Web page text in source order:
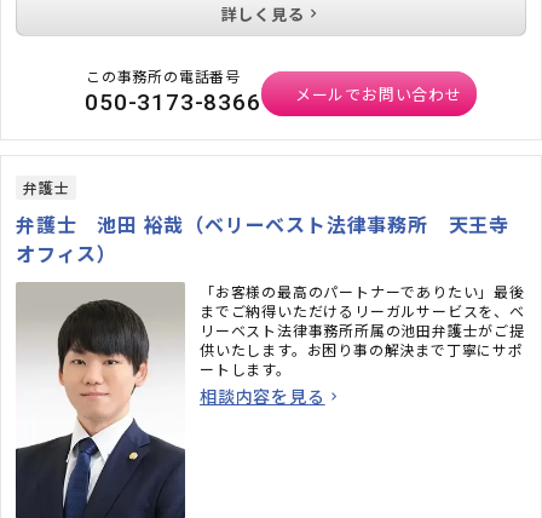
詳しく見る
この事務所の電話番号
050-3173-8366 メールでお問い合わせ
弁護士
弁護士 池田 裕哉（ベリーベスト法律事務所 天王寺
オフィス）
「お客様の最高のパートナーでありたい」最後
までご納得いただけるリーガルサービスを、ベ
リーベスト法律事務所所属の池田弁護士がご提
供いたします。お困り事の解決まで丁寧にサポ
ートします。
相談内容を見る